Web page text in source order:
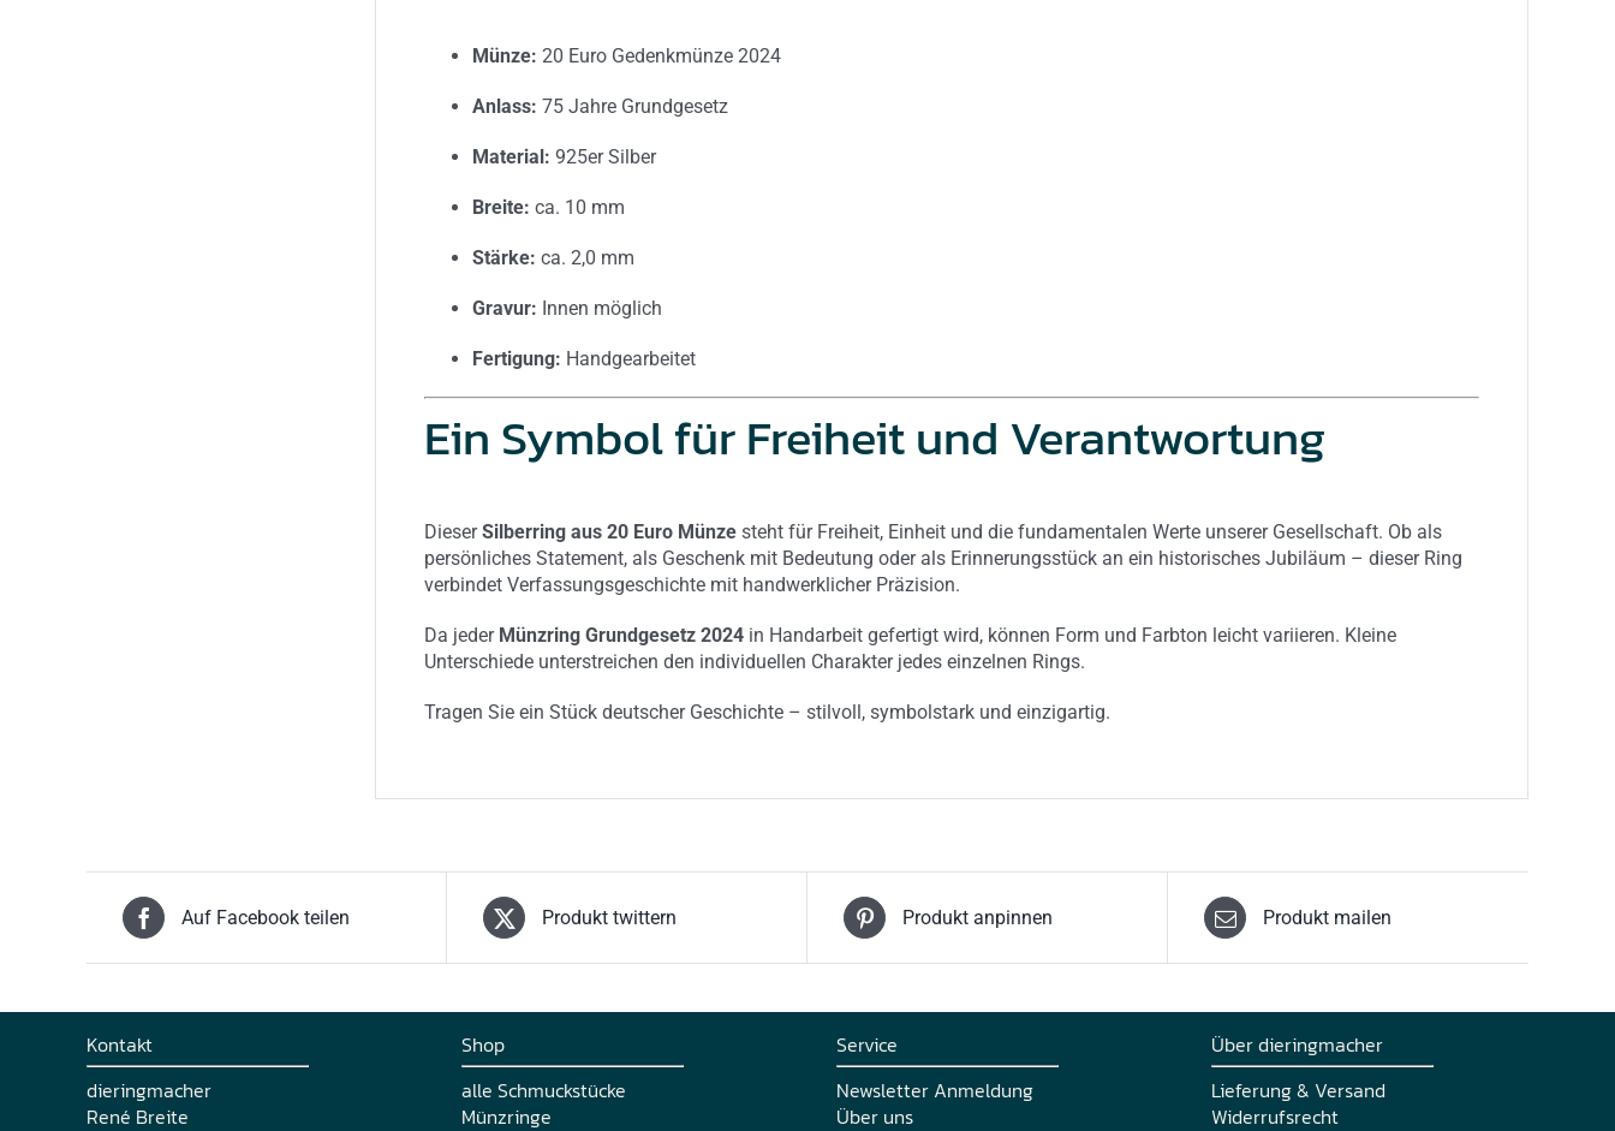
Münze: 20 Euro Gedenkmünze 2024
Anlass: 75 Jahre Grundgesetz
Material: 925er Silber
Breite: ca. 10 mm
Stärke: ca. 2,0 mm
Gravur: Innen möglich
Fertigung: Handgearbeitet
Ein Symbol für Freiheit und Verantwortung
DieserSilberring aus 20 Euro Münze steht für Freiheit, Einheit und die fundamentalen Werte unserer Gesellschaft. Ob als
persönliches Statement, als Geschenk mit Bedeutung oder als Erinnerungsstück an ein historisches Jubiläum – dieser Ring
verbindet Verfassungsgeschichte mit handwerklicher Präzision.
Da jeder Münzring Grundgesetz 2024 in Handarbeit gefertigt wird, können Form und Farbton leicht variieren. Kleine
Unterschiede unterstreichen den individuellen Charakter jedes einzelnen Rings.
Tragen Sie ein Stück deutscher Geschichte – stilvoll, symbolstark und einzigartig.
Auf Facebook teilen Produkt twittern Produkt anpinnen Produkt mailen
Kontakt
dieringmacher
René Breite
Shop
alle Schmuckstücke
Münzringe
Service
Newsletter Anmeldung
Über uns
Über dieringmacher
Lieferung & Versand
Widerrufsrecht